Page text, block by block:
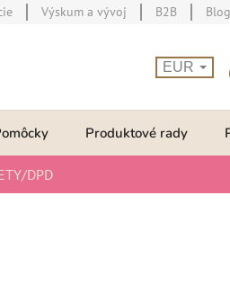
Výskum a vývoj B2B Blog
EUR
Produktové rady
DPD